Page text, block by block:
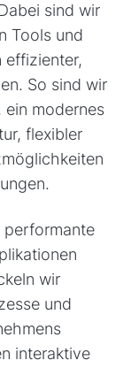
sind wir
Tools und
effizienter,
So sind wir
ein modernes
flexibler
performante
wir
und
interaktive